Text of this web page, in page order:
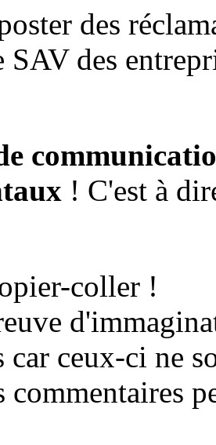
des
SAV des
! C'est à
coller !
ceux-ci ne
commentaires